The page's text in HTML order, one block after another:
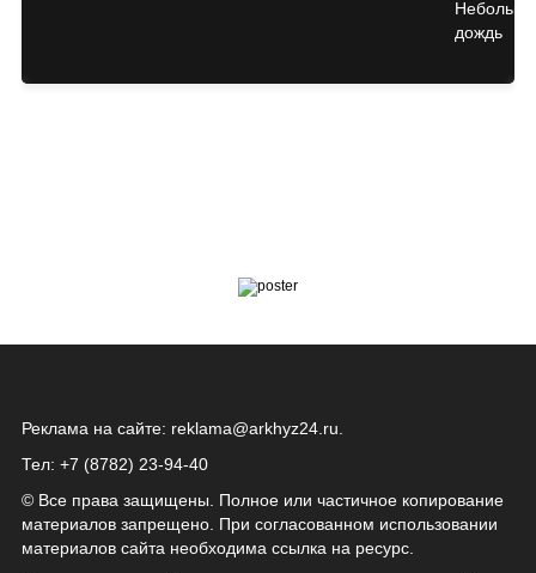
Реклама на сайте: reklama@arkhyz24.ru
Тел: +7 (8782) 23‑94‑40
© Все права защищены. Полное или частичное копирование
материалов запрещено. При согласованном использовании
материалов сайта необходима ссылка на ресурс.